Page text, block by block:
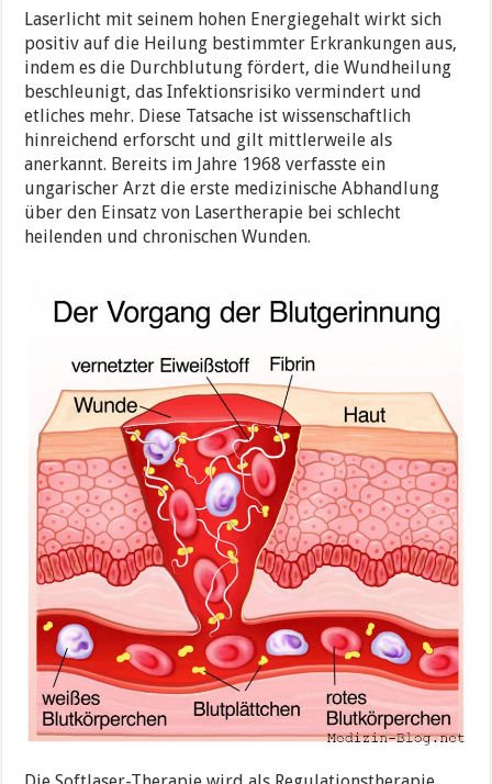
Laserlicht mit seinem hohen Energiegehalt wirkt sich
positiv auf die Heilung bestimmter Erkrankungen aus,
indem es die Durchblutung fördert, die Wundheilung
beschleunigt, das Infektionsrisiko vermindert und
etliches mehr. Diese Tatsache ist wissenschaftlich
hinreichend erforscht und gilt mittlerweile als
anerkannt. Bereits im Jahre 1968 verfasste ein
ungarischer Arzt die erste medizinische Abhandlung
über den Einsatz von Lasertherapie bei schlecht
heilenden und chronischen Wunden.